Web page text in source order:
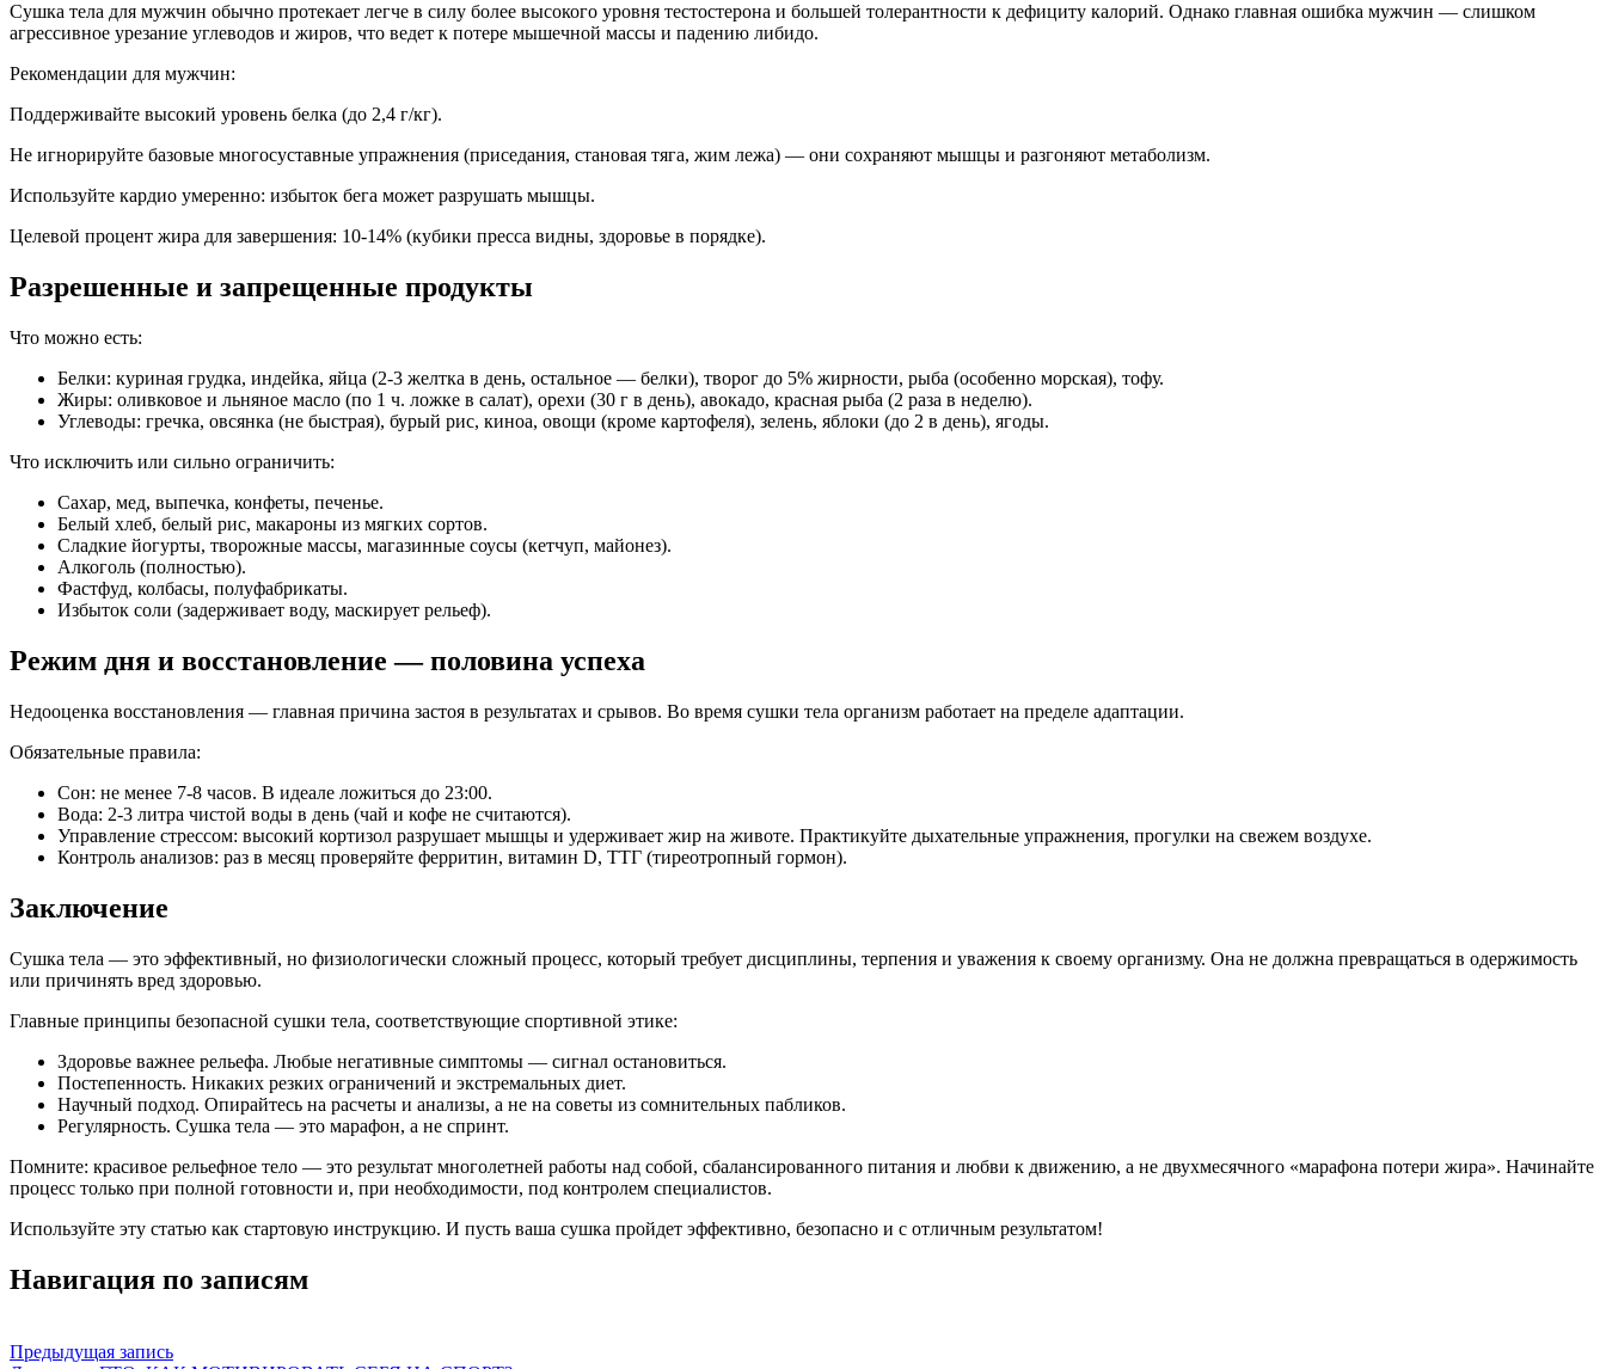
Сушка тела для мужчин обычно протекает легче в силу более высокого уровня тестостерона и большей толерантности к дефициту калорий. Однако главная ошибка мужчин — слишком
агрессивное урезание углеводов и жиров, что ведет к потере мышечной массы и падению либидо.
Рекомендации для мужчин:
Поддерживайте высокий уровень белка (до 2,4 г/кг).
Не игнорируйте базовые многосуставные упражнения (приседания, становая тяга, жим лежа) — они сохраняют мышцы и разгоняют метаболизм.
Используйте кардио умеренно: избыток бега может разрушать мышцы.
Целевой процент жира для завершения: 10-14% (кубики пресса видны, здоровье в порядке).
Разрешенные и запрещенные продукты
Что можно есть:
Белки: куриная грудка, индейка, яйца (2-3 желтка в день, остальное — белки), творог до 5% жирности, рыба (особенно морская), тофу.
Жиры: оливковое и льняное масло (по 1 ч. ложке в салат), орехи (30 г в день), авокадо, красная рыба (2 раза в неделю).
Углеводы: гречка, овсянка (не быстрая), бурый рис, киноа, овощи (кроме картофеля), зелень, яблоки (до 2 в день), ягоды.
Что исключить или сильно ограничить:
Сахар, мед, выпечка, конфеты, печенье.
Белый хлеб, белый рис, макароны из мягких сортов.
Сладкие йогурты, творожные массы, магазинные соусы (кетчуп, майонез).
Алкоголь (полностью).
Фастфуд, колбасы, полуфабрикаты.
Избыток соли (задерживает воду, маскирует рельеф).
Режим дня и восстановление — половина успеха
Недооценка восстановления — главная причина застоя в результатах и срывов. Во время сушки тела организм работает на пределе адаптации.
Обязательные правила:
Сон: не менее 7-8 часов. В идеале ложиться до 23:00.
Вода: 2-3 литра чистой воды в день (чай и кофе не считаются).
Управление стрессом: высокий кортизол разрушает мышцы и удерживает жир на животе. Практикуйте дыхательные упражнения, прогулки на свежем воздухе.
Контроль анализов: раз в месяц проверяйте ферритин, витамин D, ТТГ (тиреотропный гормон).
Заключение
Сушка тела — это эффективный, но физиологически сложный процесс, который требует дисциплины, терпения и уважения к своему организму. Она не должна превращаться в одержимость
или причинять вред здоровью.
Главные принципы безопасной сушки тела, соответствующие спортивной этике:
Здоровье важнее рельефа. Любые негативные симптомы — сигнал остановиться.
Постепенность. Никаких резких ограничений и экстремальных диет.
Научный подход. Опирайтесь на расчеты и анализы, а не на советы из сомнительных пабликов.
Регулярность. Сушка тела — это марафон, а не спринт.
Помните: красивое рельефное тело — это результат многолетней работы над собой, сбалансированного питания и любви к движению, а не двухмесячного «марафона потери жира». Начинайте
процесс только при полной готовности и, при необходимости, под контролем специалистов.
Используйте эту статью как стартовую инструкцию. И пусть ваша сушка пройдет эффективно, безопасно и с отличным результатом!
Навигация по записям
Предыдущая запись